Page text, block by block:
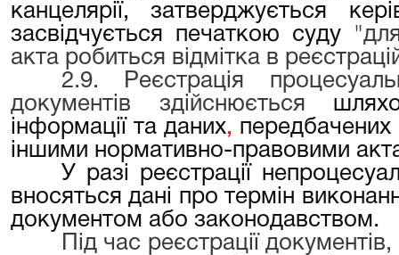
канцелярії, затверджується
засвідчується печаткою суду
акта робиться відмітка в
2.9. Реєстрація
документів здійснюється
інформації та даних,
іншими нормативно-правовими
У разі реєстрації
вносяться дані про термін
документом або законодавством.
Під час реєстрації